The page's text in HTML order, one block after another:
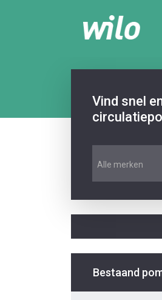
Vind snel
Alle merken
Bestaand